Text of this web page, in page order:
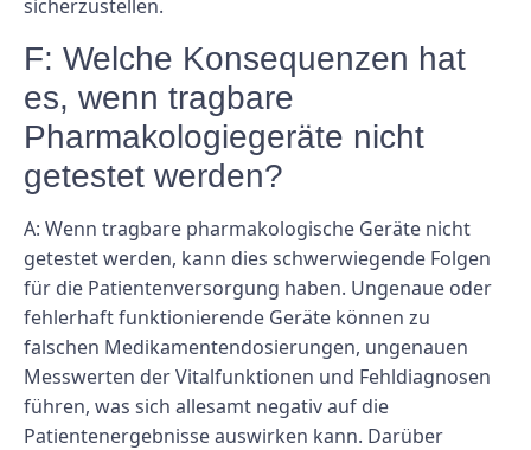
sicherzustellen.
F: Welche Konsequenzen hat
es, wenn tragbare
Pharmakologiegeräte nicht
getestet werden?
A: Wenn tragbare pharmakologische Geräte nicht
getestet werden, kann dies schwerwiegende Folgen
für die Patientenversorgung haben. Ungenaue oder
fehlerhaft funktionierende Geräte können zu
falschen Medikamentendosierungen, ungenauen
Messwerten der Vitalfunktionen und Fehldiagnosen
führen, was sich allesamt negativ auf die
Patientenergebnisse auswirken kann. Darüber